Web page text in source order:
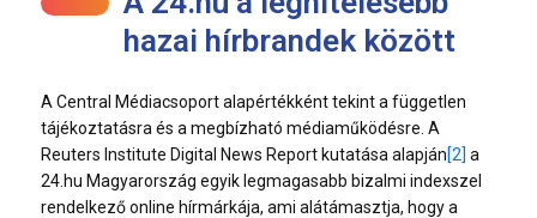
hazai hírbrandek között
A Central Médiacsoport alapértékként tekint a független
tájékoztatásra és a megbízható médiaműködésre. A
Reuters Institute Digital News Report kutatása alapján[2] a
24.hu Magyarország egyik legmagasabb bizalmi indexszel
rendelkező online hírmárkája, ami alátámasztja, hogy a